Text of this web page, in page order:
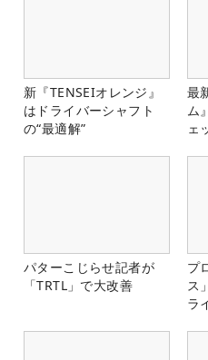
新『TENSEIオレンジ』
はドライバーシャフト
の“最適解”
最
ム
ェ
パターこじらせ記者が
「TRTL」で大改善
プ
ス
ラ